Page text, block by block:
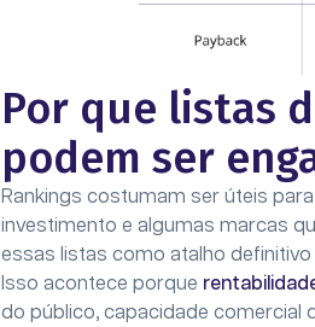
Por que listas
podem ser
Rankings costumam ser úteis
investimento e algumas marcas
essas listas como atalho definitivo
Isso acontece porque
do público, capacidade comercial